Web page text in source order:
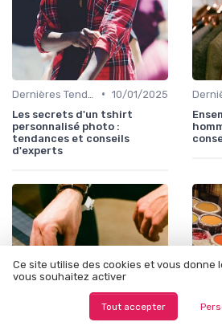
• 10/01/2025
Les secrets d'un tshirt
personnalisé photo :
tendances et conseils
d'experts
Ce site utilise des cookies et vous donne
vous souhaitez activer
Tout accepter